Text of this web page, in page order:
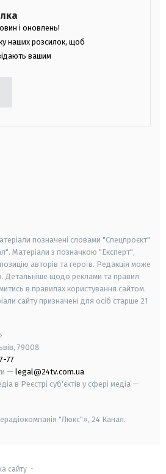
і оновлень!
наших розсилок, щоб
вашим
позначені словами "Спецпроєкт"
Матеріали з позначкою "Експерт",
авторів та героїв. Редакція може
Детальніше щодо реклами та правил
в правилах користування сайтом.
сайту призначені для осіб старше 21
79008
77
— legal@24tv.com.ua
в Реєстрі суб'єктів у сфері медіа —
"Люкс"», 24 Канал.
сайту-